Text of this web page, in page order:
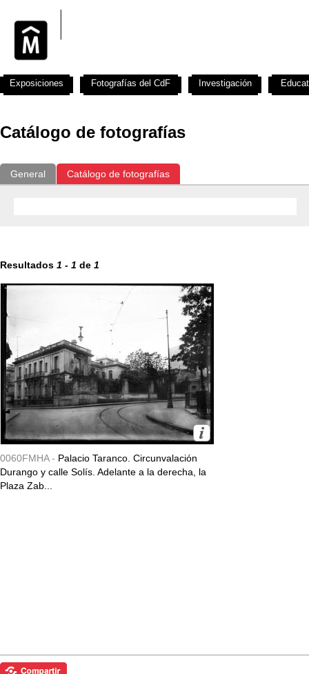
Catálogo de fotografías
General Catálogo de fotografías
Resultados 1 - 1 de 1
0060FMHA - Palacio Taranco. Circunvalación
Durango y calle Solís. Adelante a la derecha, la
Plaza Zab...
Exposiciones Fotografías del CdF Investigación